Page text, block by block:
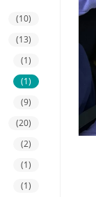
(10)
(13)
(1)
(1)
(9)
(20)
(2)
(1)
(1)